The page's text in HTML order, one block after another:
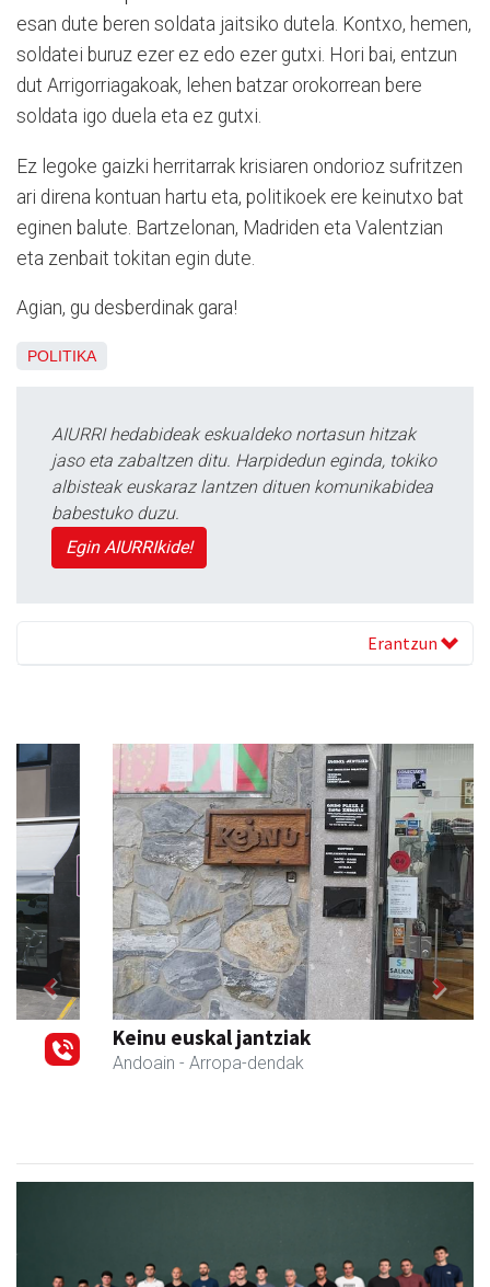
esan dute beren soldata jaitsiko dutela. Kontxo, hemen,
soldatei buruz ezer ez edo ezer gutxi. Hori bai, entzun
dut Arrigorriagakoak, lehen batzar orokorrean bere
soldata igo duela eta ez gutxi.
Ez legoke gaizki herritarrak krisiaren ondorioz sufritzen
ari direna kontuan hartu eta, politikoek ere keinutxo bat
eginen balute. Bartzelonan, Madriden eta Valentzian
eta zenbait tokitan egin dute.
Agian, gu desberdinak gara!
POLITIKA
AIURRI hedabideak eskualdeko nortasun hitzak
jaso eta zabaltzen ditu. Harpidedun eginda, tokiko
albisteak euskaraz lantzen dituen komunikabidea
babestuko duzu.
Egin AIURRIkide!
Erantzun
Keinu euskal jantziak
Andoain - Arropa-dendak
Previous Next